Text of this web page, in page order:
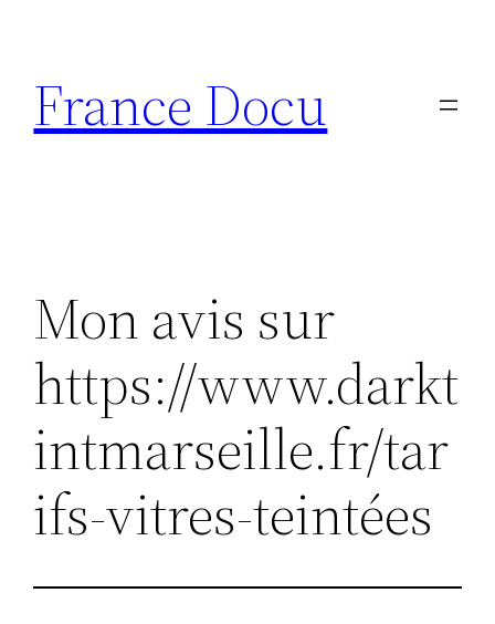
contenu
France Docu
Mon avis sur
https://www.darkt
intmarseille.fr/tar
ifs-vitres-teintées